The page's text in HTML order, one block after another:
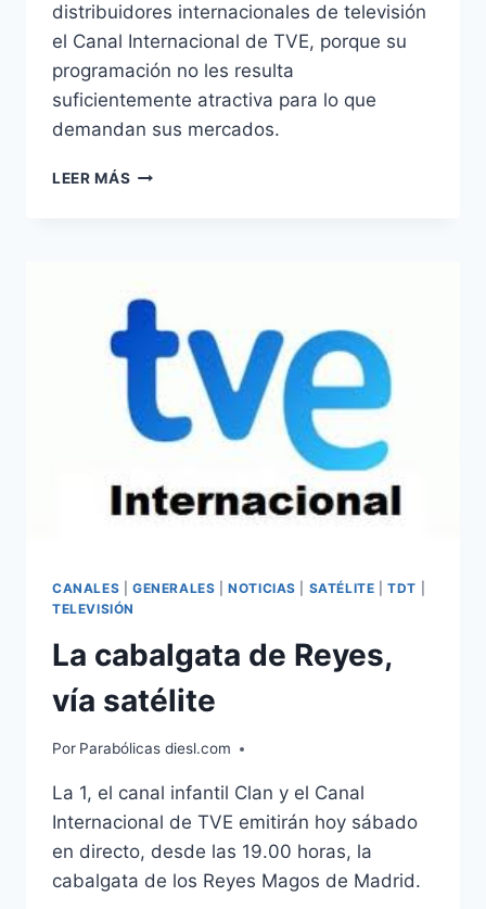
distribuidores internacionales de televisión
el Canal Internacional de TVE, porque su
programación no les resulta
suficientemente atractiva para lo que
demandan sus mercados.
LEER MÁS RTVE
SU
CANAL
INTERNACIONAL
CANALES GENERALES |NOTICIAS SATÉLITE |TDT
TELEVISIÓN
La cabalgata de Reyes,
vía satélite
Por Parabólicas diesl.com
La 1, el canal infantil Clan y el Canal
Internacional de TVE emitirán hoy sábado
en directo, desde las 19.00 horas, la
cabalgata de los Reyes Magos de Madrid.